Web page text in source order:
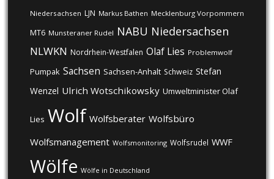
Niedersachsen LJN Markus Bathen Mecklenburg Vorpommern
MT6 Munsteraner Rudel NABU Niedersachsen
NLWKN Nordrhein-Westfalen Olaf Lies Problemwolf
Pumpak Sachsen Sachsen-Anhalt Schweiz Stefan
Wenzel Ulrich Wotschikowsky Umweltminister Olaf
Lies Wolf Wolfsberater Wolfsbüro
Wolfsmanagement Wolfsmonitoring Wolfsrudel WWF
Wölfe Wölfe in Deutschland